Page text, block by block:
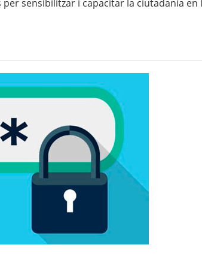
sensibilitzar i capacitar la ciutadania en